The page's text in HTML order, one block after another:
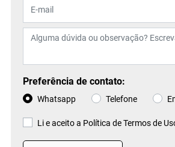
Preferência de contato:
Whatsapp Telefone
Li e aceito a Política de Termos de